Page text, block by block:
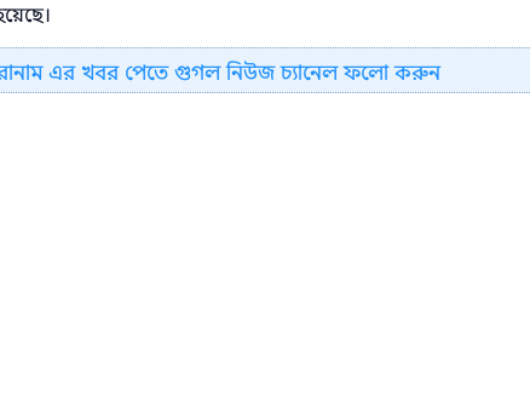
এর খবর পেতে গুগল নিউজ চ্যানেল ফলো করুন